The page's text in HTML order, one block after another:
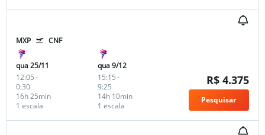
MXP CNF
qua 25/11
12:05-
0:30
1 escala
16h 25min
qua 9/12
15:15-
9:25
1 escala
14h 10min
R$ 4.375
Pesquisar